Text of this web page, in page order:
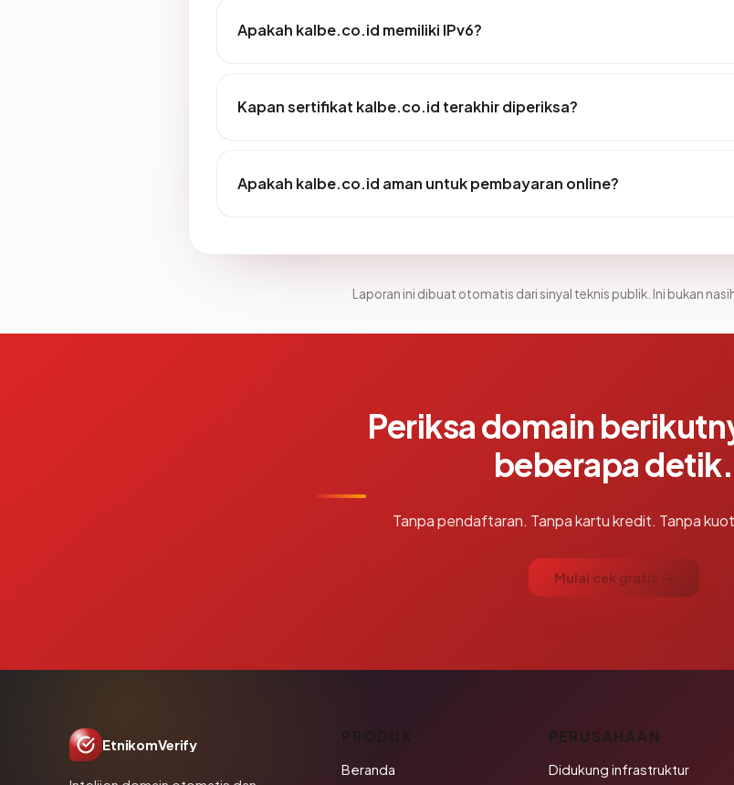
Apakah kalbe.co.id memiliki IPv6?
Kapan sertifikat kalbe.co.id terakhir diperiksa?
Apakah kalbe.co.id aman untuk pembayaran online?
Laporan ini dibuat otomatis dari sinyal teknis publik. Ini bukan
Periksa domain
beberapa detik.
Tanpa pendaftaran. Tanpa kartu kredit. Tanpa
Mulai cek gratis →
EtnikomVerify PRODUK
Beranda
PERUSAHAAN
Didukung infrastruktur